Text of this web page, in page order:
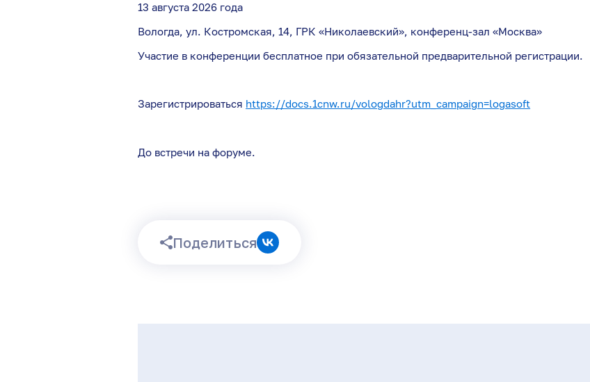
13 августа 2026 года
Вологда, ул. Костромская, 14, ГРК «Николаевский», конференц-зал «Москва»
Участие в конференции бесплатное при обязательной предварительной регистрации.
Зарегистрироваться https://docs.1cnw.ru/vologdahr?utm_campaign=logasoft
До встречи на форуме.
Поделиться